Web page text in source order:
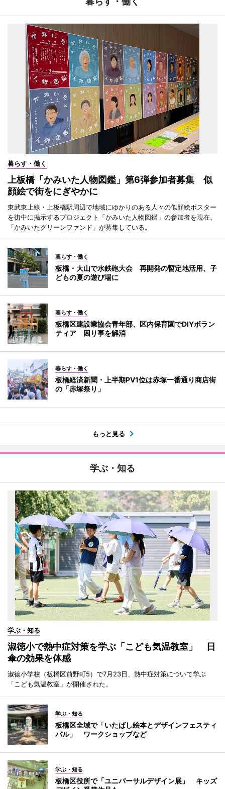
暮らす・働く
上板橋「かみいた人物図鑑」第6弾参加者募集 似
顔絵で街をにぎやかに
東武東上線・上板橋駅周辺で地域にゆかりのある人々の似顔絵ポスター
を街中に掲示するプロジェクト「かみいた人物図鑑」の参加者を現在、
「かみいたグリーンファンド」が募集している。
暮らす・働く
板橋・大山で水鉄砲大会 再開発の暫定地活用、子
どもの夏の遊び場に
暮らす・働く
板橋区建設業協会青年部、区内保育園でDIYボラン
ティア 困り事を解消
暮らす・働く
板橋経済新聞・上半期PV1位は赤塚一番通り商店街
の「赤塚祭り」
もっと見る
学ぶ・知る
学ぶ・知る
淑徳小で熱中症対策を学ぶ「こども気温教室」 日
傘の効果を体感
淑徳小学校（板橋区前野町5）で7月23日、熱中症対策について学ぶ
「こども気温教室」が開催された。
学ぶ・知る
板橋区全域で「いたばし絵本とデザインフェスティ
バル」 ワークショップなど
学ぶ・知る
板橋区役所で「ユニバーサルデザイン展」 キッズ